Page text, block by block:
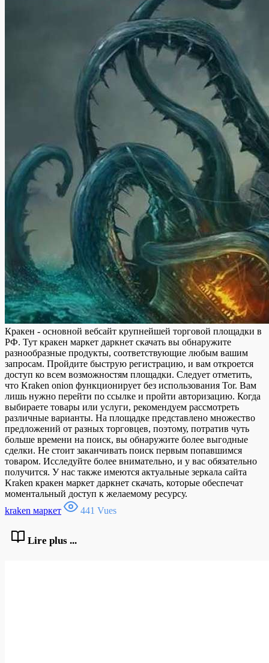
Кракен - основной вебсайт крупнейшей торговой площадки в
РФ. Тут кракен маркет даркнет скачать вы обнаружите
разнообразные продукты, соответствующие любым вашим
запросам. Пройдите быструю регистрацию, и вам откроется
доступ ко всем возможностям площадки. Следует отметить,
что Kraken onion функционирует без использования Tor. Вам
лишь нужно перейти по ссылке и пройти авторизацию. Когда
выбираете товары или услуги, рекомендуем рассмотреть
различные варианты. На площадке представлено множество
предложений от разных торговцев, поэтому, потратив чуть
больше времени на поиск, вы обнаружите более выгодные
сделки. Не стоит заканчивать поиск первым попавшимся
товаром. Исследуйте более внимательно, и у вас обязательно
получится. У нас также имеются актуальные зеркала сайта
Kraken кракен маркет даркнет скачать, которые обеспечат
моментальный доступ к желаемому ресурсу.
kraken маркет
441 Vues
Lire plus ...